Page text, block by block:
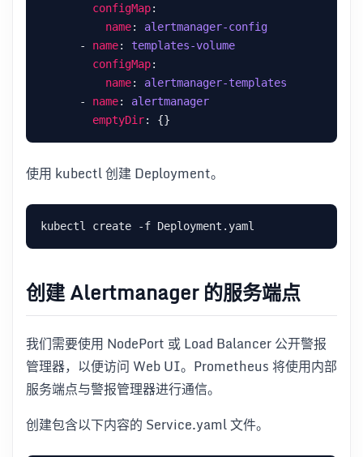
configMap
name: alertmanager-config
      -
name: templates-volume
configMap
name: alertmanager-templates
      -
name: alertmanager
emptyDir
使用 kubectl 创建 Deployment。
创建 Alertmanager 的服务端点
我们需要使用 NodePort 或 Load Balancer 公开警报
管理器，以便访问 Web UI。Prometheus 将使用内部
服务端点与警报管理器进行通信。
创建包含以下内容的 Service.yaml 文件。